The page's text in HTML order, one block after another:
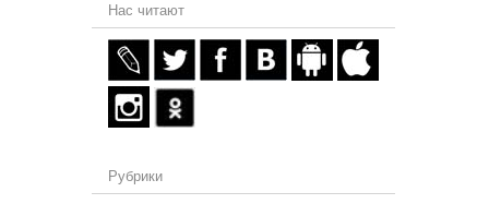
Нас читают
Рубрики